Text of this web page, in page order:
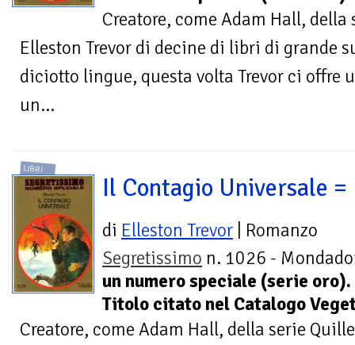
Creatore, come Adam Hall,
Elleston Trevor di decine di libri di grande
diciotto lingue, questa volta Trevor ci offre
un...
LIBRI
Il Contagio Universale =
di Elleston Trevor | Romanzo
Segretissimo n. 1026 -
un numero speciale (serie oro).
Titolo citato nel Catalogo
Creatore, come Adam Hall, della serie